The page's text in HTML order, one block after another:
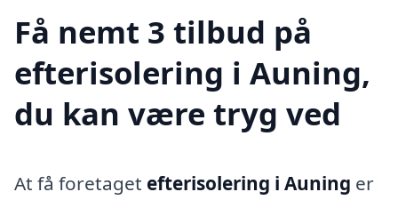
Få nemt 3 tilbud på
efterisolering i Auning,
du kan være tryg ved
At få foretaget efterisolering i Auning er